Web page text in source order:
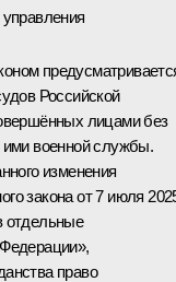
Российской
лицами без
ими военной службы.
изменения
закона от 7 июля
отдельные
право